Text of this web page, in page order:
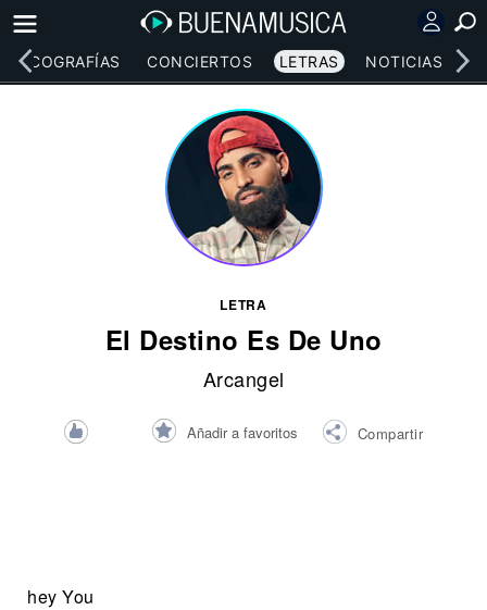
DISCOGRAFÍAS CONCIERTOS LETRAS NOTICIAS
LETRA
El Destino Es De Uno
Arcangel
Añadir a favoritos Compartir
hey You